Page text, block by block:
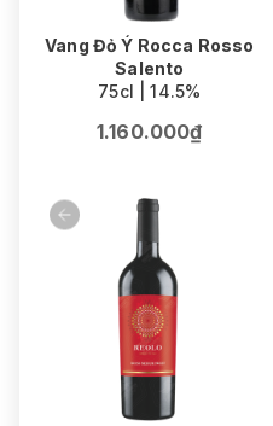
Vang Đỏ Ý Rocca Rosso
Salento
75cl | 14.5%
1.160.000₫